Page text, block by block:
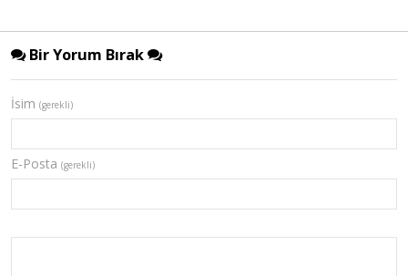
Bir Yorum Bırak
İsim (gerekli)
E-Posta (gerekli)